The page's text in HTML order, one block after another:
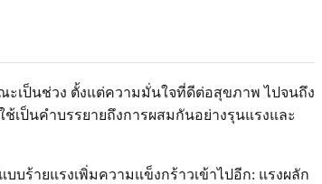
ะเป็นช่วง ตั้งแต่ความมั่นใจที่ดีต่อสุขภาพ ไปจนถึง
ป็นคำบรรยายถึงการผสมกันอย่างรุนแรงและ
ร้ายแรงเพิ่มความแข็งกร้าวเข้าไปอีก: แรงผลัก